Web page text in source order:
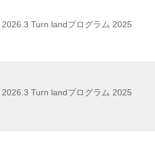
2026.3 Turn landプログラム 2025
2026.3 Turn landプログラム 2025